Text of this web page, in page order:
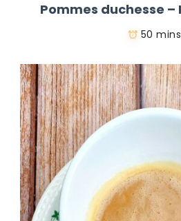
Pommes duchesse
50 mins